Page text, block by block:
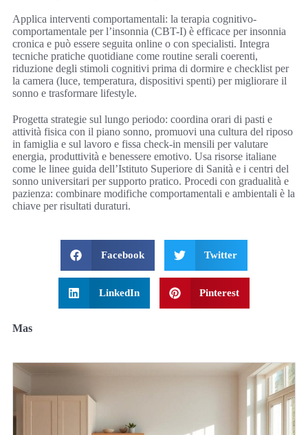
Applica interventi comportamentali: la terapia cognitivo-
comportamentale per l’insonnia (CBT-I) è efficace per insonnia
cronica e può essere seguita online o con specialisti. Integra
tecniche pratiche quotidiane come routine serali coerenti,
riduzione degli stimoli cognitivi prima di dormire e checklist per
la camera (luce, temperatura, dispositivi spenti) per migliorare il
sonno e trasformare lifestyle.
Progetta strategie sul lungo periodo: coordina orari di pasti e
attività fisica con il piano sonno, promuovi una cultura del riposo
in famiglia e sul lavoro e fissa check-in mensili per valutare
energia, produttività e benessere emotivo. Usa risorse italiane
come le linee guida dell’Istituto Superiore di Sanità e i centri del
sonno universitari per supporto pratico. Procedi con gradualità e
pazienza: combinare modifiche comportamentali e ambientali è la
chiave per risultati duraturi.
Facebook Twitter
LinkedIn Pinterest
Mas